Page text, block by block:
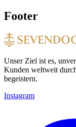
Footer
Unser Ziel ist es,
Kunden weltweit
begeistern.
Instagram